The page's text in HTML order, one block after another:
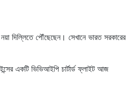
নয়া দিল্লিতে পৌঁছেছেন। সেখানে ভারত সরকারের
একটি ভিভিআইপি চার্টার্ড ফ্লাইট আজ